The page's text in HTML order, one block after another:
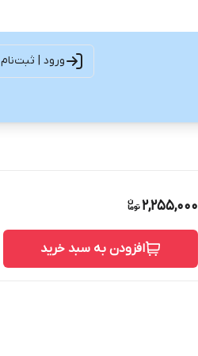
ورود | ثبت‌نام
2,255,000
افزودن به سبد خرید